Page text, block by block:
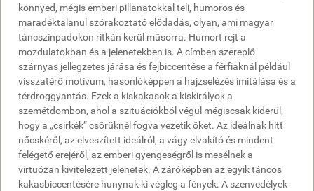
könnyed, mégis emberi pillanatokkal teli, humoros és
maradéktalanul szórakoztató elődadás, olyan, ami magyar
táncszínpadokon ritkán kerül műsorra. Humort rejt a
mozdulatokban és a jelenetekben is. A címben szereplő
szárnyas jellegzetes járása és fejbiccentése a férfiaknál például
visszatérő motívum, hasonlóképpen a hajzselézés imitálása és a
térdroggyantás. Ezek a kiskakasok a kiskirályok a
szemétdombon, ahol a szituációkból végül mégiscsak kiderül,
hogy a „csirkék” csőrüknél fogva vezetik őket. Az ideálnak hitt
nőcskéről, az elveszített ideálról, a vágy elvakító és mindent
felégető erejéről, az emberi gyengeségről is mesélnek a
virtuózan kivitelezett jelenetek. A záróképben az egyik táncos
kakasbiccentésére hunynak ki végleg a fények. A szenvedélyek